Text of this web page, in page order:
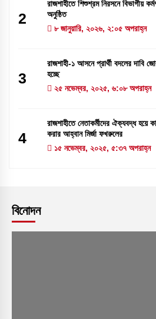
2
রাজশাহীতে শিশুশ্রম নিরসনে বিভাগীয়
অনুষ্ঠিত
৮ জানুয়ারি, ২০২৬, ২:০৫ অপরাহ্ন
3
রাজশাহী-১ আসনে প্রার্থী বদলের দাবি
হচ্ছে
২৫ নভেম্বর, ২০২৫, ৬:০৮ অপরাহ্ন
4
রাজশাহীতে নেতাকর্মীদের ঐক্যবদ্ধ হয়ে
করার আহ্বান মির্জা ফখরুলের
১৫ নভেম্বর, ২০২৫, ৫:৩৭ অপরাহ্ন
বিনোদন